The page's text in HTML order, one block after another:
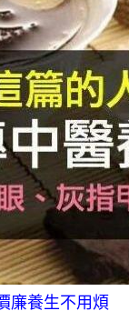
廉養生不用煩